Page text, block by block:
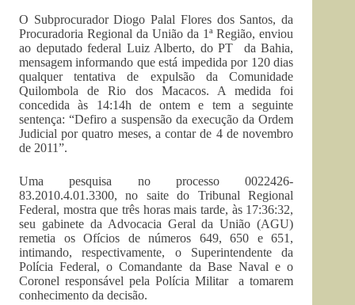
O Subprocurador Diogo Palal Flores dos Santos, da
Procuradoria Regional da União da 1ª Região, enviou
ao deputado federal Luiz Alberto, do PT da Bahia,
mensagem informando que está impedida por 120 dias
qualquer tentativa de expulsão da Comunidade
Quilombola de Rio dos Macacos. A medida foi
concedida às 14:14h de ontem e tem a seguinte
sentença: “Defiro a suspensão da execução da Ordem
Judicial por quatro meses, a contar de 4 de novembro
de 2011”.
Uma pesquisa no processo 0022426-
83.2010.4.01.3300, no saite do Tribunal Regional
Federal, mostra que três horas mais tarde, às 17:36:32,
seu gabinete da Advocacia Geral da União (AGU)
remetia os Ofícios de números 649, 650 e 651,
intimando, respectivamente, o Superintendente da
Polícia Federal, o Comandante da Base Naval e o
Coronel responsável pela Polícia Militar a tomarem
conhecimento da decisão.